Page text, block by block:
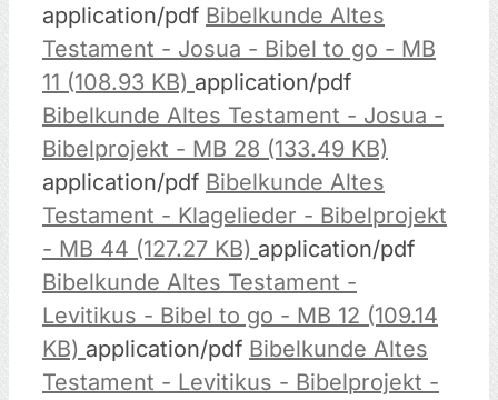
application/pdf Bibelkunde Altes
Testament - Josua - Bibel to go - MB
11 (108.93 KB) application/pdf
Bibelkunde Altes Testament - Josua -
Bibelprojekt - MB 28 (133.49 KB)
application/pdf Bibelkunde Altes
Testament - Klagelieder - Bibelprojekt
- MB 44 (127.27 KB) application/pdf
Bibelkunde Altes Testament -
Levitikus - Bibel to go - MB 12 (109.14
KB) application/pdf Bibelkunde Altes
Testament - Levitikus - Bibelprojekt -